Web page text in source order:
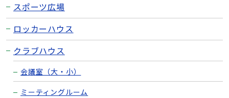
スポーツ広場
ロッカーハウス
クラブハウス
会議室（大・小）
ミーティングルーム